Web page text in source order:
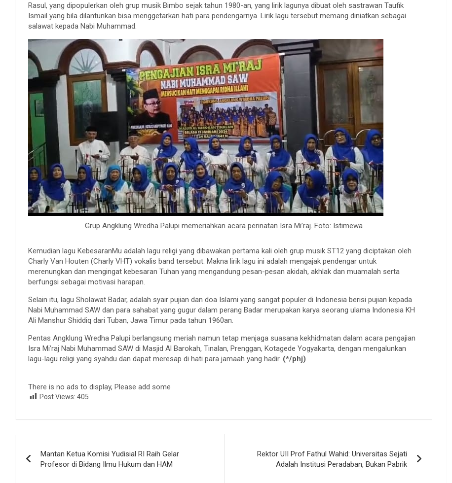
Rasul, yang dipopulerkan oleh grup musik Bimbo sejak tahun 1980-an, yang lirik lagunya dibuat oleh sastrawan Taufik
Ismail yang bila dilantunkan bisa menggetarkan hati para pendengarnya. Lirik lagu tersebut memang diniatkan sebagai
salawat kepada Nabi Muhammad.
Grup Angklung Wredha Palupi memeriahkan acara perinatan Isra Mi’raj. Foto: Istimewa
Kemudian lagu KebesaranMu adalah lagu religi yang dibawakan pertama kali oleh grup musik ST12 yang diciptakan oleh
Charly Van Houten (Charly VHT) vokalis band tersebut. Makna lirik lagu ini adalah mengajak pendengar untuk
merenungkan dan mengingat kebesaran Tuhan yang mengandung pesan-pesan akidah, akhlak dan muamalah serta
berfungsi sebagai motivasi harapan.
Selain itu, lagu Sholawat Badar, adalah syair pujian dan doa Islami yang sangat populer di Indonesia berisi pujian kepada
Nabi Muhammad SAW dan para sahabat yang gugur dalam perang Badar merupakan karya seorang ulama Indonesia KH
Ali Manshur Shiddiq dari Tuban, Jawa Timur pada tahun 1960an.
Pentas Angklung Wredha Palupi berlangsung meriah namun tetap menjaga suasana kekhidmatan dalam acara pengajian
Isra Mi’raj Nabi Muhammad SAW di Masjid Al Barokah, Tinalan, Prenggan, Kotagede Yogyakarta, dengan mengalunkan
lagu-lagu religi yang syahdu dan dapat meresap di hati para jamaah yang hadir. (*/phj)
There is no ads to display, Please add some
Post Views: 405
pos
Mantan Ketua Komisi Yudisial RI Raih Gelar
Profesor di Bidang Ilmu Hukum dan HAM
Rektor UII Prof Fathul Wahid: Universitas Sejati
Adalah Institusi Peradaban, Bukan Pabrik